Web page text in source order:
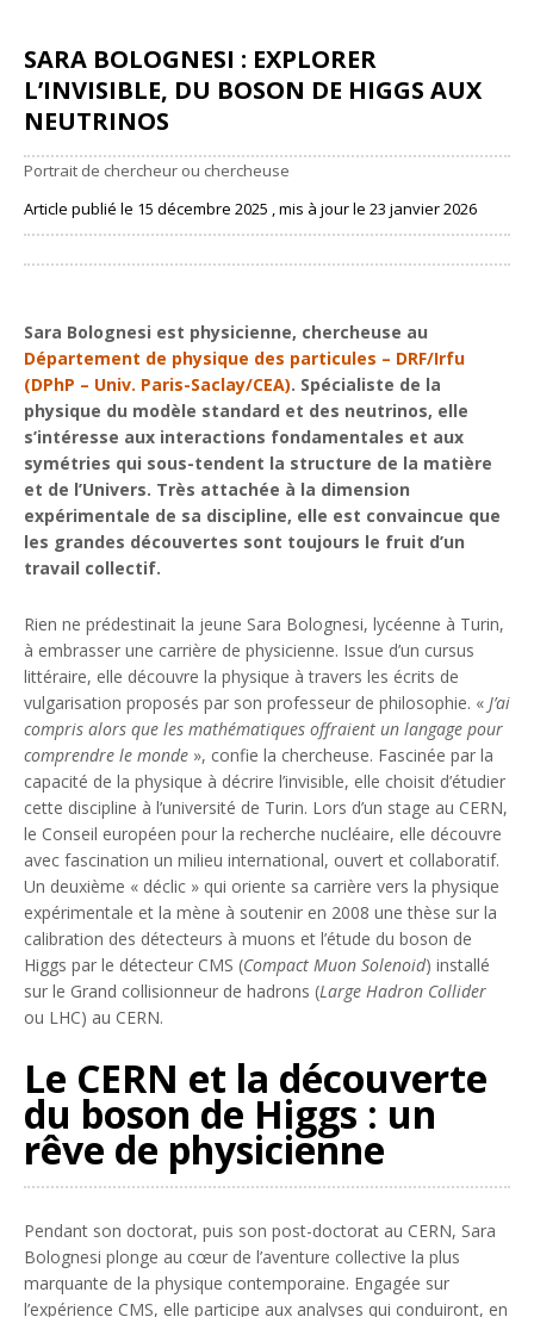
SARA BOLOGNESI : EXPLORER
L’INVISIBLE, DU BOSON DE HIGGS AUX
NEUTRINOS
Portrait de chercheur ou chercheuse
Article publié le 15 décembre 2025 , mis à jour le 23 janvier 2026
Sara Bolognesi est physicienne, chercheuse au
Département de physique des particules – DRF/Irfu
(DPhP – Univ. Paris-Saclay/CEA). Spécialiste de la
physique du modèle standard et des neutrinos, elle
s’intéresse aux interactions fondamentales et aux
symétries qui sous-tendent la structure de la matière
et de l’Univers. Très attachée à la dimension
expérimentale de sa discipline, elle est convaincue que
les grandes découvertes sont toujours le fruit d’un
travail collectif.
Rien ne prédestinait la jeune Sara Bolognesi, lycéenne à Turin,
à embrasser une carrière de physicienne. Issue d’un cursus
littéraire, elle découvre la physique à travers les écrits de
vulgarisation proposés par son professeur de philosophie. « J’ai
compris alors que les mathématiques offraient un langage pour
comprendre le monde », confie la chercheuse. Fascinée par la
capacité de la physique à décrire l’invisible, elle choisit d’étudier
cette discipline à l’université de Turin. Lors d’un stage au CERN,
le Conseil européen pour la recherche nucléaire, elle découvre
avec fascination un milieu international, ouvert et collaboratif.
Un deuxième « déclic » qui oriente sa carrière vers la physique
expérimentale et la mène à soutenir en 2008 une thèse sur la
calibration des détecteurs à muons et l’étude du boson de
Higgs par le détecteur CMS (Compact Muon Solenoid) installé
sur le Grand collisionneur de hadrons (Large Hadron Collider
ou LHC) au CERN.
Le CERN et la découverte
du boson de Higgs : un
rêve de physicienne
Pendant son doctorat, puis son post-doctorat au CERN, Sara
Bolognesi plonge au cœur de l’aventure collective la plus
marquante de la physique contemporaine. Engagée sur
l’expérience CMS, elle participe aux analyses qui conduiront, en